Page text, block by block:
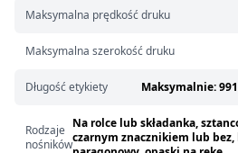
Maksymalna prędkość druku
Maksymalna szerokość druku
Długość etykiety Maksymalnie:
Rodzaje
nośników
Na rolce lub składanka,
czarnym znacznikiem lub